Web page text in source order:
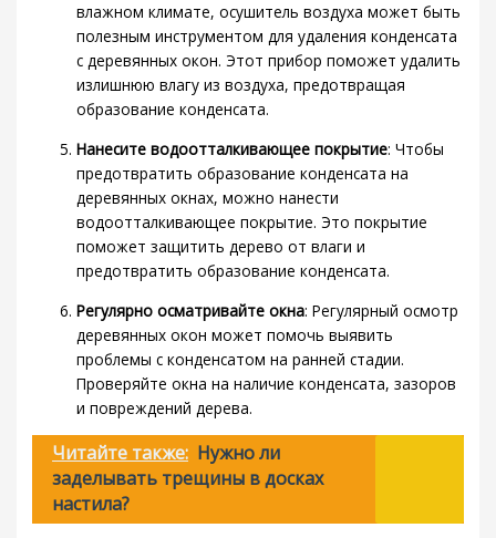
влажном климате, осушитель воздуха может быть
полезным инструментом для удаления конденсата
с деревянных окон. Этот прибор поможет удалить
излишнюю влагу из воздуха, предотвращая
образование конденсата.
Нанесите водоотталкивающее покрытие: Чтобы
предотвратить образование конденсата на
деревянных окнах, можно нанести
водоотталкивающее покрытие. Это покрытие
поможет защитить дерево от влаги и
предотвратить образование конденсата.
Регулярно осматривайте окна: Регулярный осмотр
деревянных окон может помочь выявить
проблемы с конденсатом на ранней стадии.
Проверяйте окна на наличие конденсата, зазоров
и повреждений дерева.
Читайте также: Нужно ли
заделывать трещины в досках
настила?